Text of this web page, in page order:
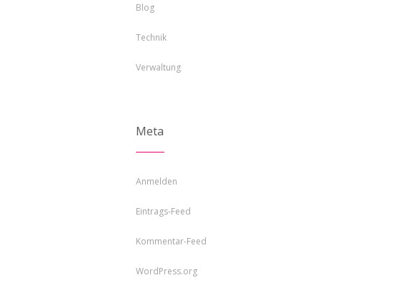
Blog
Technik
Verwaltung
Meta
Anmelden
Eintrags-Feed
Kommentar-Feed
WordPress.org